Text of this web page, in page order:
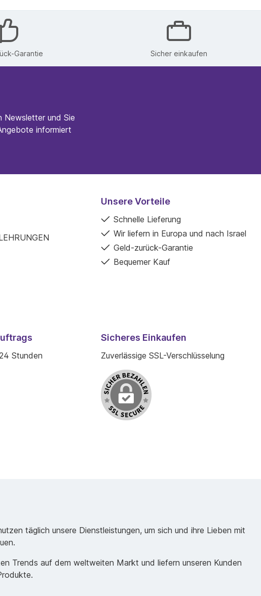
Garantie Sicher einkaufen
Newsletter und Sie
informiert
Unsere Vorteile
Schnelle Lieferung
Wir liefern in Europa und nach Israel
Geld-zurück-Garantie
Bequemer Kauf
Stunden
Sicheres Einkaufen
Zuverlässige SSL-Verschlüsselung
täglich unsere Dienstleistungen, um sich und ihre Lieben mit
Trends auf dem weltweiten Markt und liefern unseren Kunden